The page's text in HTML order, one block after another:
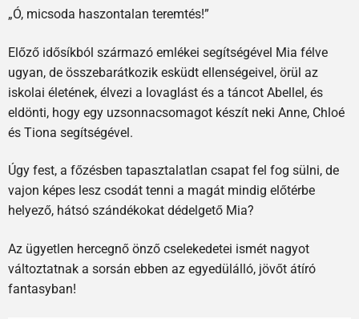
„Ó, micsoda haszontalan teremtés!”
Előző idősíkból származó emlékei segítségével Mia félve
ugyan, de összebarátkozik esküdt ellenségeivel, örül az
iskolai életének, élvezi a lovaglást és a táncot Abellel, és
eldönti, hogy egy uzsonnacsomagot készít neki Anne, Chloé
és Tiona segítségével.
Úgy fest, a főzésben tapasztalatlan csapat fel fog sülni, de
vajon képes lesz csodát tenni a magát mindig előtérbe
helyező, hátsó szándékokat dédelgető Mia?
Az ügyetlen hercegnő önző cselekedetei ismét nagyot
változtatnak a sorsán ebben az egyedülálló, jövőt átíró
fantasyban!